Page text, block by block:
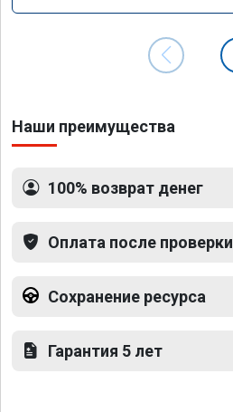
Наши преимущества
100% возврат денег
Оплата после проверки
Сохранение ресурса
Гарантия 5 лет